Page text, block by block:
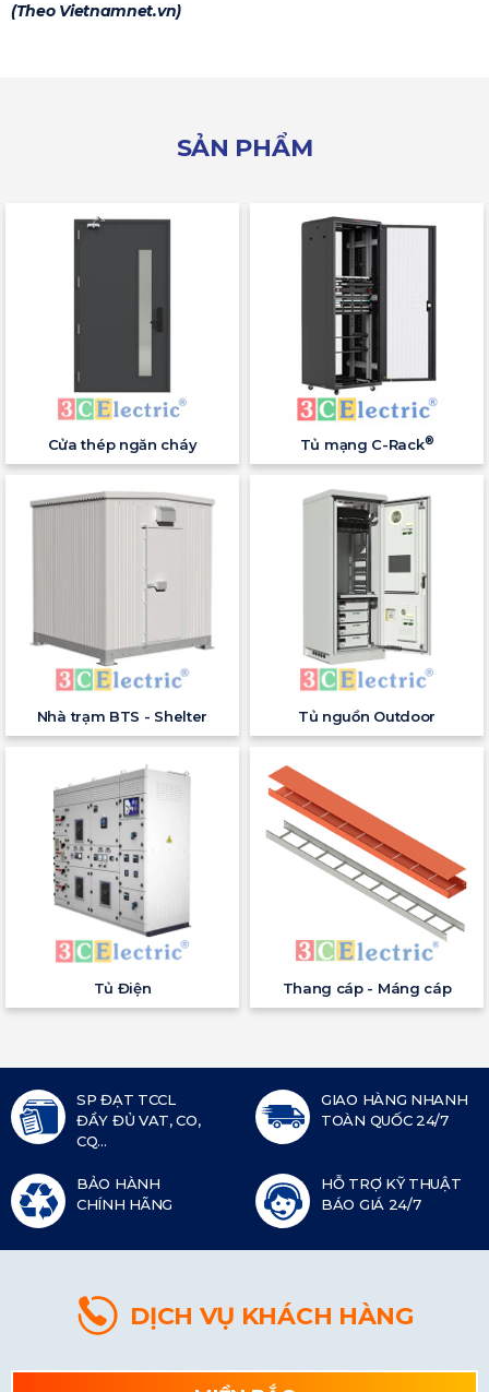
(Theo Vietnamnet.vn)
SẢN PHẨM
Cửa thép ngăn cháy Tủ mạng C-Rack®
Nhà trạm BTS - Shelter Tủ nguồn Outdoor
Tủ Điện Thang cáp - Máng cáp
SP ĐẠT TCCL
ĐẦY ĐỦ VAT, CO,
CQ...
GIAO HÀNG NHANH
TOÀN QUỐC 24/7
BẢO HÀNH
CHÍNH HÃNG
HỖ TRỢ KỸ THUẬT
BÁO GIÁ 24/7
DỊCH VỤ KHÁCH HÀNG